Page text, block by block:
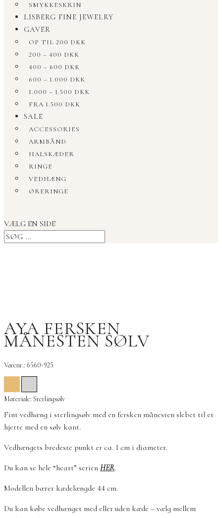
SMYKKESKRIN
LISBERG FINE JEWELRY
GAVER
OP TIL 200 DKK
200 – 400 DKK
400 – 600 DKK
600 – 1.000 DKK
1.000 – 1.500 DKK
FRA 1.500 DKK
SALE
ACCESSORIES
ARMBÅND
HALSKÆDER
RINGE
VEDHÆNG
ØRERINGE
VÆLG EN SIDE
AYA FERSKEN
MÅNESTEN SØLV
Varenr.: 6560-925
Materiale: Sterlingsølv
Fint vedhæng i sterlingsølv med en fersken månesten slebet til et
hjerte med en sølv kant.
Vedhængets bredeste punkt er ca. 1 cm i diameter.
Du kan se hele “heart” serien HER.
Modellen bærer kædelængde 44 cm.
Du kan købe vedhænget med eller uden kæde – vælg mellem